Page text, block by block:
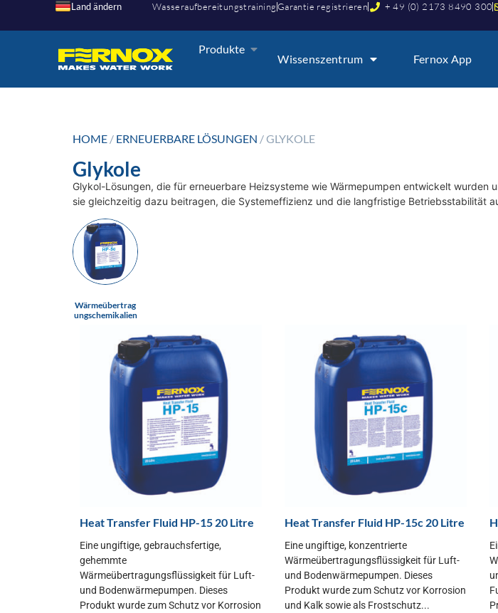
Land ändern WasseraufbereitungstrainingGarantie registrieren + 49 (0) 2173 8490 300
Produkte
Wissenszentrum Fernox App
HOME / ERNEUERBARE LÖSUNGEN / GLYKOLE
Glykole
Glykol-Lösungen, die für erneuerbare Heizsysteme wie Wärmepumpen entwickelt wurden
sie gleichzeitig dazu beitragen, die Systemeffizienz und die langfristige Betriebsstabilität
Wärmeübertrag
ungschemikalien
Heat Transfer Fluid HP-15 20 Litre
Eine ungiftige, gebrauchsfertige,
gehemmte
Wärmeübertragungsflüssigkeit für Luft-
und Bodenwärmepumpen. Dieses
Produkt wurde zum Schutz vor Korrosion
Heat Transfer Fluid HP-15c 20 Litre
Eine ungiftige, konzentrierte
Wärmeübertragungsflüssigkeit für Luft-
und Bodenwärmepumpen. Dieses
Produkt wurde zum Schutz vor Korrosion
und Kalk sowie als Frostschutz...